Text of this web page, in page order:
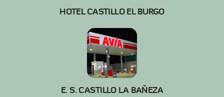
HOTEL CASTILLO EL BURGO
E. S. CASTILLO LA BAÑEZA